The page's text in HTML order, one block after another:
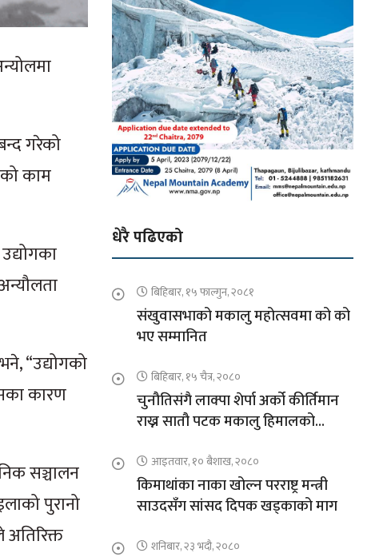
गरेको
काम
“उद्योगको
कारण
सञ्चालन
पुरानो
धेरै पढिएको
बिहिबार, १५ फाल्गुन, २०८१
संखुवासभाको मकालु महोत्सवमा को को
भए सम्मानित
बिहिबार, १५ चैत्र, २०८०
चुनौतिसंगै लाक्पा शेर्पा अर्को कीर्तिमान
राख्न सातौ पटक मकालु हिमालको
आइतवार, १० बैशाख, २०८०
किमाथांका नाका खोल्न परराष्ट्र मन्त्री
साउदसँग सांसद दिपक खड्काको माग
शनिबार, २३ भदौ, २०८०